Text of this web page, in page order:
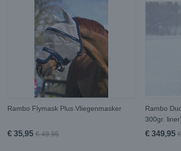
Rambo Flymask Plus Vliegenmasker
€ 35,95 € 49,95
Rambo
300gr.
€ 349,95